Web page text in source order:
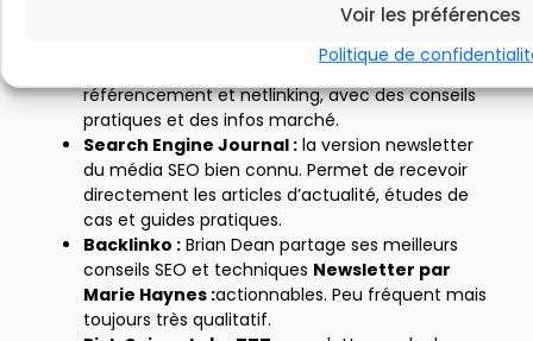
Voir les préférences
Politique de
semaine, un condensé clair des actualités SEO et
des explications pédagogiques.
newsletter française orientée
référencement et netlinking, avec des conseils
pratiques et des infos marché.
Search Engine Journal : la version newsletter
du média SEO bien connu. Permet de recevoir
directement les articles d’actualité, études de
cas et guides pratiques.
Backlinko : Brian Dean partage ses meilleurs
conseils SEO et techniques Newsletter par
Marie Haynes :actionnables. Peu fréquent mais
toujours très qualitatif.